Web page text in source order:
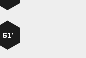
61’